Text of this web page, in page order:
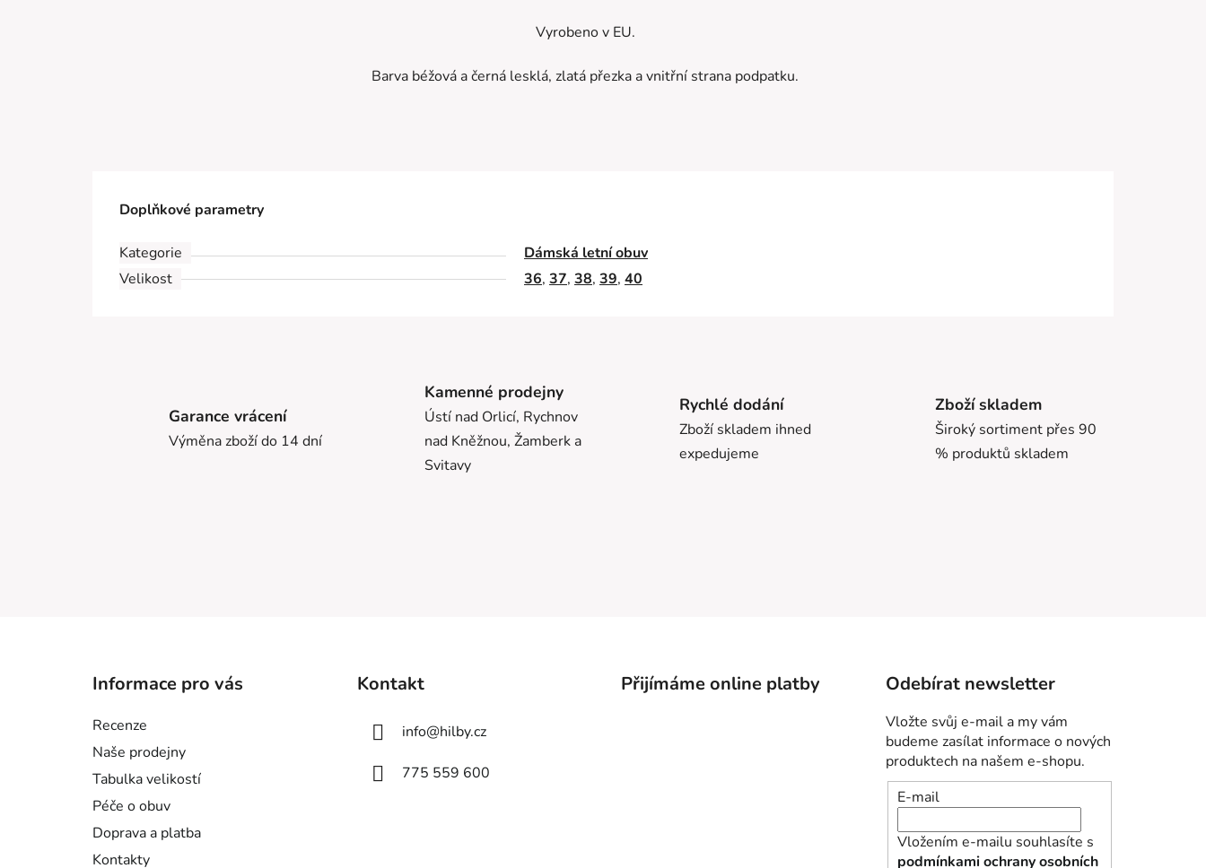
Vyrobeno v EU.
Barva béžová a černá lesklá, zlatá přezka a vnitřní strana podpatku.
Doplňkové parametry
Kategorie
Dámská letní obuv
Velikost
36, 37, 38, 39, 40
Garance vrácení
Výměna zboží do 14 dní
Kamenné prodejny
Ústí nad Orlicí, Rychnov
nad Kněžnou, Žamberk a
Svitavy
Rychlé dodání
Zboží skladem ihned
expedujeme
Zboží skladem
Široký sortiment přes 90
% produktů skladem
Informace pro vás
Recenze
Naše prodejny
Tabulka velikostí
Péče o obuv
Doprava a platba
Kontakty
Kontakt
info@hilby.cz
775 559 600
Přijímáme online platby Odebírat newsletter
Vložte svůj e-mail a my vám
budeme zasílat informace o nových
produktech na našem e-shopu.
E-mail
Vložením e-mailu souhlasíte s
podmínkami ochrany osobních